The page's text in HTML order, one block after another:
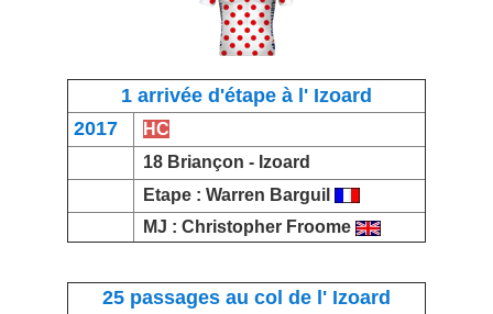
1 arrivée d'étape à l' Izoard
2017
HC
18 Briançon - Izoard
Etape : Warren Barguil
MJ : Christopher Froome
25 passages au col de l' Izoard